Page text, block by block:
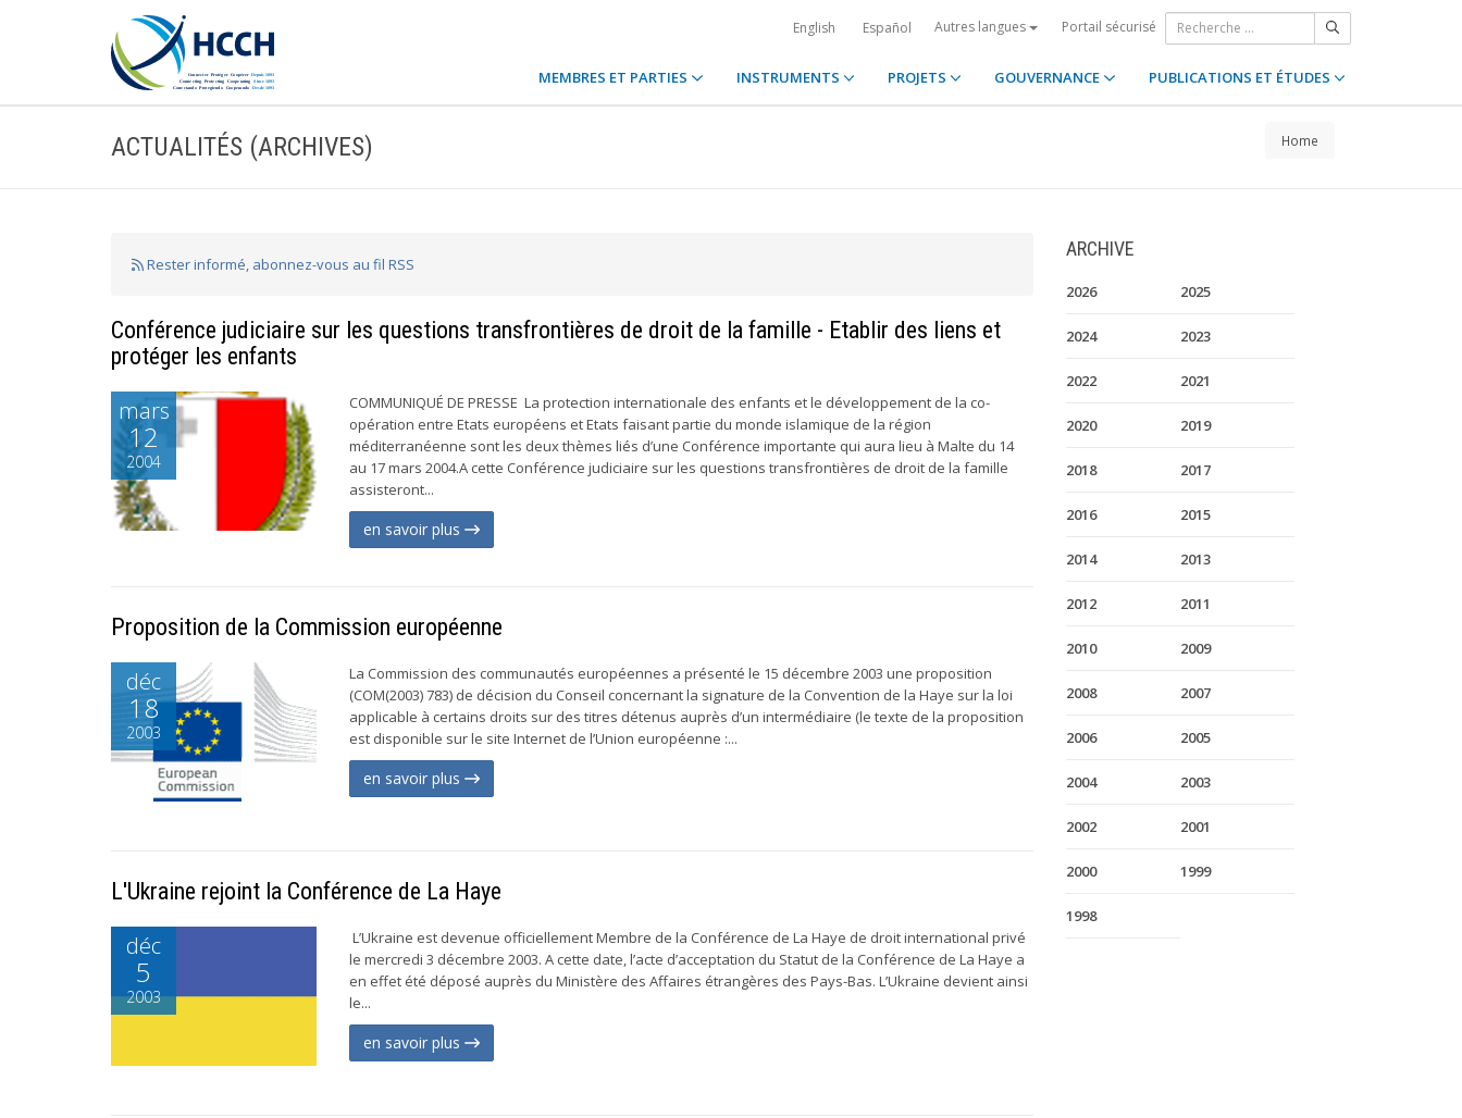
English Español Autres langues Portail sécurisé
MEMBRES ET PARTIES INSTRUMENTS PROJETS GOUVERNANCE PUBLICATIONS ET ÉTUDES
ACTUALITÉS (ARCHIVES) Home
Rester informé, abonnez-vous au fil RSS
Conférence judiciaire sur les questions transfrontières de droit de la famille - Etablir des liens et
protéger les enfants
mars
12
2004
COMMUNIQUÉ DE PRESSE La protection internationale des enfants et le développement de la co-
opération entre Etats européens et Etats faisant partie du monde islamique de la région
méditerranéenne sont les deux thèmes liés d’une Conférence importante qui aura lieu à Malte du 14
au 17 mars 2004.A cette Conférence judiciaire sur les questions transfrontières de droit de la famille
assisteront...
en savoir plus
Proposition de la Commission européenne
déc
18
2003
La Commission des communautés européennes a présenté le 15 décembre 2003 une proposition
(COM(2003) 783) de décision du Conseil concernant la signature de la Convention de la Haye sur la loi
applicable à certains droits sur des titres détenus auprès d’un intermédiaire (le texte de la proposition
est disponible sur le site Internet de l’Union européenne :...
en savoir plus
L'Ukraine rejoint la Conférence de La Haye
déc
5
2003
L’Ukraine est devenue officiellement Membre de la Conférence de La Haye de droit international privé
le mercredi 3 décembre 2003. A cette date, l’acte d’acceptation du Statut de la Conférence de La Haye a
en effet été déposé auprès du Ministère des Affaires étrangères des Pays-Bas. L’Ukraine devient ainsi
le...
en savoir plus
ARCHIVE
2026 2025
2024 2023
2022 2021
2020 2019
2018 2017
2016 2015
2014 2013
2012 2011
2010 2009
2008 2007
2006 2005
2004 2003
2002 2001
2000 1999
1998